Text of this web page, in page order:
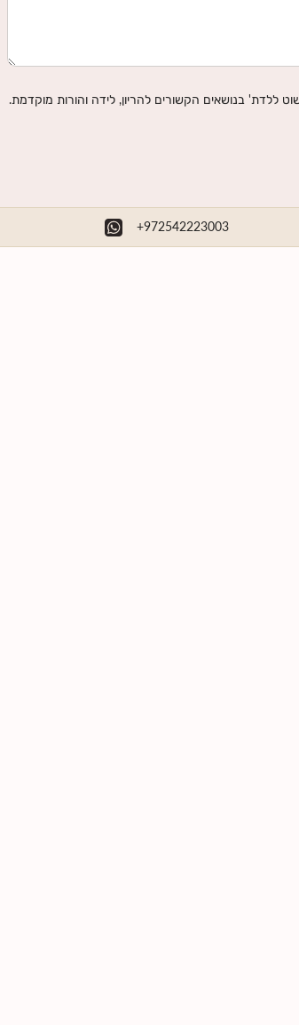
ללדת' בנושאים הקשורים להריון, לידה והורות מוקדמת.
+972542223003